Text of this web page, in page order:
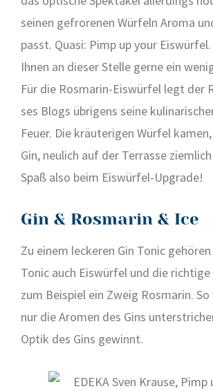
sei­nen gefro­re­nen Wür­feln Aro­ma
passt. Qua­si: Pimp up your
Ihnen an die­ser Stel­le ger­ne ein
Für die Ros­ma­rin-Eis­wür­fel legt der
ses Blogs übri­gens sei­ne
Feu­er. Die kräu­te­ri­gen Wür­fel
Gin, neu­lich auf der Ter­ras­se
Spaß also beim Eis­wür­fel-Upgrade!
Gin & Rosmarin & Ice
Zu einem lecke­ren Gin Tonic
Tonic auch Eis­wür­fel und die
zum Bei­spiel ein Zweig Ros­ma­rin.
nur die Aro­men des Gins
Optik des Gins gewinnt.